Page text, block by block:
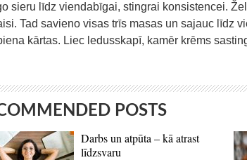
sieru līdz viendabīgai, stingrai konsistencei.
Tad savieno visas trīs masas un sajauc līdz
kārtas. Liec ledusskapī, kamēr krēms
POSTS
Darbs un atpūta – kā atrast
līdzsvaru